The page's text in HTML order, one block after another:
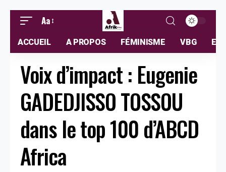
Aa
ACCUEIL A PROPOS FÉMINISME VBG
Voix d’impact : Eugenie
GADEDJISSO TOSSOU
dans le top 100 d’ABCD
Africa